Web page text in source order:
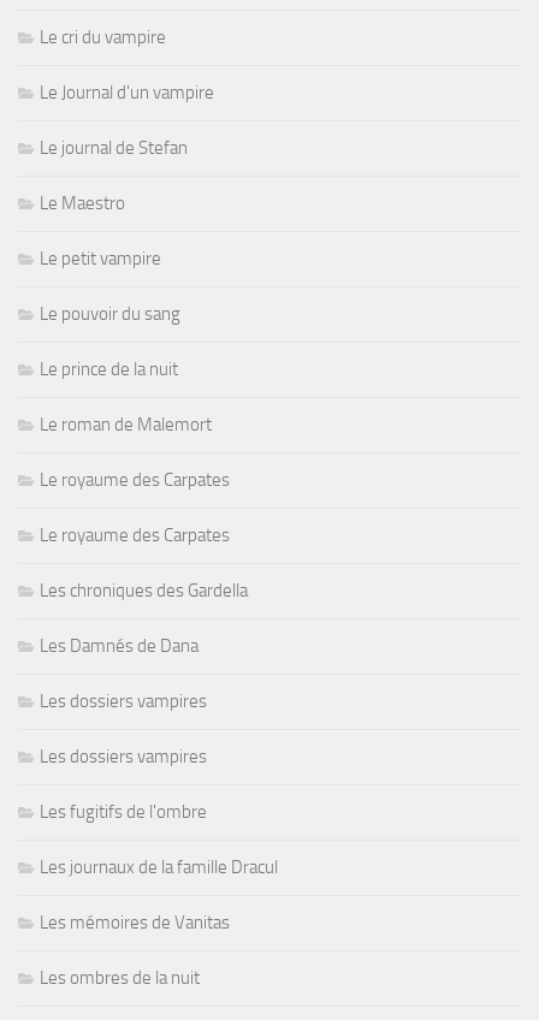
Le cri du vampire
Le Journal d'un vampire
Le journal de Stefan
Le Maestro
Le petit vampire
Le pouvoir du sang
Le prince de la nuit
Le roman de Malemort
Le royaume des Carpates
Le royaume des Carpates
Les chroniques des Gardella
Les Damnés de Dana
Les dossiers vampires
Les dossiers vampires
Les fugitifs de l'ombre
Les journaux de la famille Dracul
Les mémoires de Vanitas
Les ombres de la nuit